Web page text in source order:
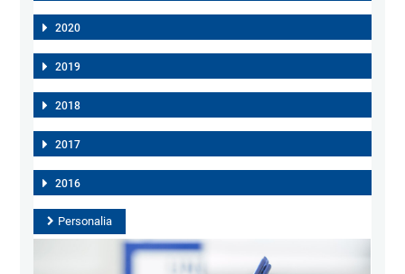
2020
2019
2018
2017
2016
Personalia